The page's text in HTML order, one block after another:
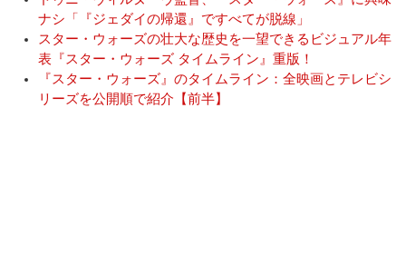
ナシ「『ジェダイの帰還』ですべてが脱線」
スター・ウォーズの壮大な歴史を一望できるビジュアル年
表『スター・ウォーズ タイムライン』重版！
『スター・ウォーズ』のタイムライン：全映画とテレビシ
リーズを公開順で紹介【前半】